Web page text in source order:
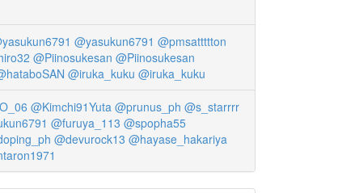
@yasukun6791 @pmsattttton
@Piinosukesan @Piinosukesan
@iruka_kuku @iruka_kuku
@Kimchi91Yuta @prunus_ph @s_starrrr
@furuya_113 @spopha55
@devurock13 @hayase_hakariya